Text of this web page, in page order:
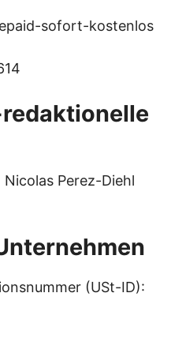
sofort-kostenlos
Perez-Diehl
(USt-ID):